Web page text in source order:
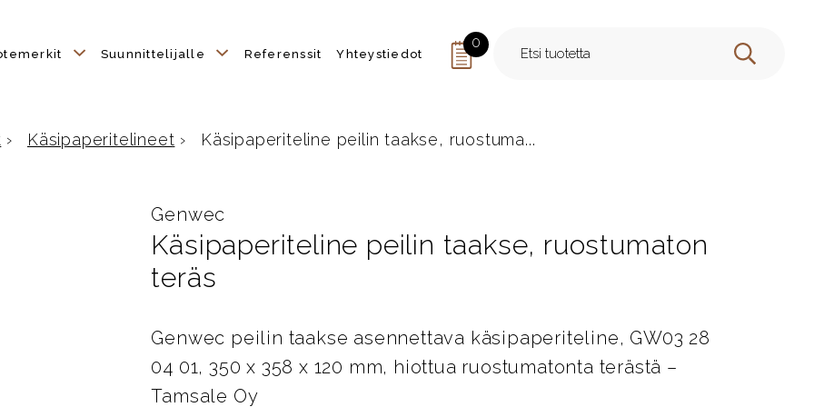
Suunnittelijalle Referenssit Yhteystiedot
0
HAE
› Käsipaperitelineet › Käsipaperiteline peilin taakse, ruostuma...
Genwec
Käsipaperiteline peilin taakse, ruostumaton
teräs
Genwec peilin taakse asennettava käsipaperiteline, GW03 28
04 01, 350 x 358 x 120 mm, hiottua ruostumatonta terästä –
Tamsale Oy